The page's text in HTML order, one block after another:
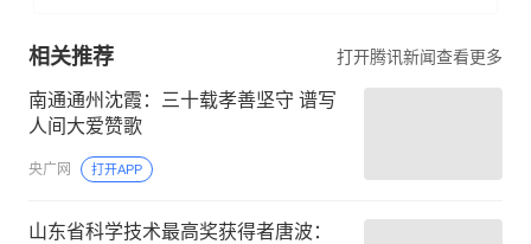
相关推荐 打开腾讯新闻查看更多
南通通州沈霞：三十载孝善坚守 谱写
人间大爱赞歌
央广网 打开APP
山东省科学技术最高奖获得者唐波：